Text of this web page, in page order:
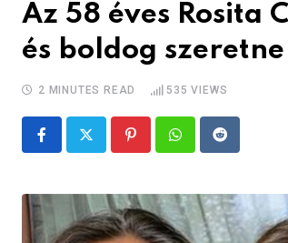
Az 58 éves Rosita
és boldog
2 MINUTES READ 535 VIEWS
PinterestWhatsappReddit